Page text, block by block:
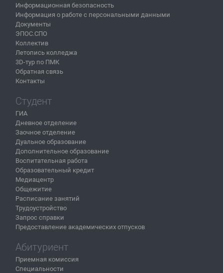
Информационная безопасность
Информация о работе с персональными данными
Документы
ЭПОС.СПО
Коллектив
Летопись колледжа
3D-тур по ПМК
Обратная связь
Контакты
Студент
ГИА
Дневное отделение
Заочное отделение
Дуальное образование
Дополнительное образование
Воспитательная работа
Образовательный кредит
Медиацентр
Общежитие
Расписание занятий
Трудоустройство
Запрос справки
Предоставление академических отпусков
Абитуриент
Приемная комиссия
Специальности